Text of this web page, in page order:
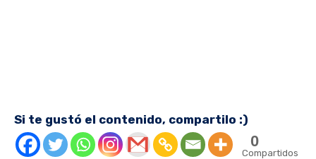
Si te gustó el contenido, compartilo :)
0
Compartidos